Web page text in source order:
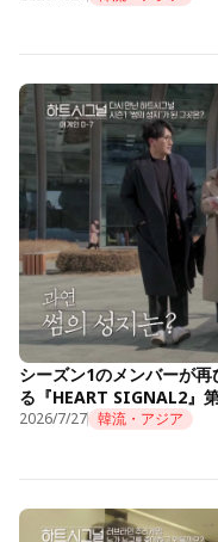
シーズン1のメンバーが
る『HEART SIGNAL2』
2026/7/27 韓流・アジア